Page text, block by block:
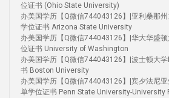
位证书 (Ohio State University)
办美国学历【Q微信744043126】|亚利桑那
学位证书 Arizona State University
办美国学历【Q微信744043126】|华大华盛
位证书 University of Washington
办美国学历【Q微信744043126】|波士顿大
书 Boston University
办美国学历【Q微信744043126】|宾夕法尼
单学位证书 Penn State University-University